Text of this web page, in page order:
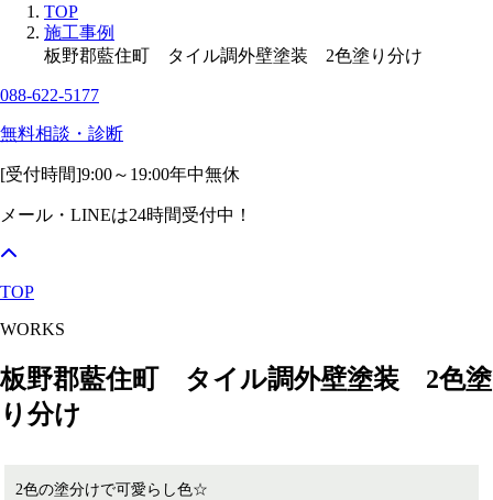
TOP
施工事例
板野郡藍住町 タイル調外壁塗装 2色塗り分け
088-622-5177
無料相談・診断
[受付時間]9:00～19:00年中無休
メール・LINEは24時間受付中！
TOP
WORKS
板野郡藍住町 タイル調外壁塗装 2色塗
り分け
2色の塗分けで可愛らし色☆